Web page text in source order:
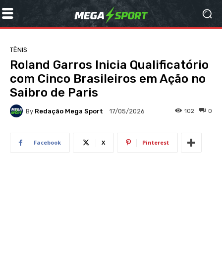
TÊNIS
Roland Garros Inicia Qualificatório
com Cinco Brasileiros em Ação no
Saibro de Paris
By Redação Mega Sport 17/05/2026 0
102
Facebook X Pinterest